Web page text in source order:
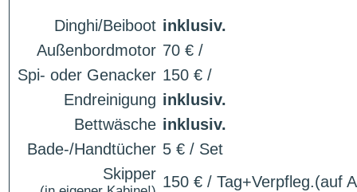
Dinghi/Beiboot inklusiv.
Außenbordmotor 70 € /
Spi- oder Genacker 150 € /
Endreinigung inklusiv.
Bettwäsche inklusiv.
Bade-/Handtücher 5 € / Set
Skipper 150 € / Tag+Verpfleg.(auf